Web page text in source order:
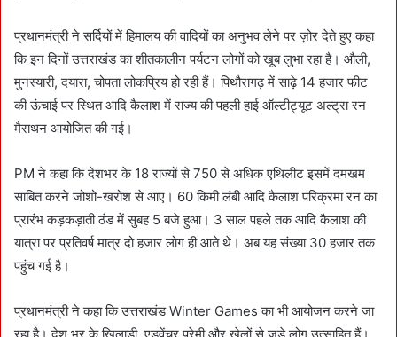
प्रधानमंत्री ने सर्दियों में हिमालय की वादियों का अनुभव लेने पर ज़ोर देते हुए कहा
कि इन दिनों उत्तराखंड का शीतकालीन पर्यटन लोगों को खूब लुभा रहा है। औली,
मुनस्यारी, दयारा, चोपता लोकप्रिय हो रही हैं। पिथौरागढ़ में साढ़े 14 हजार फीट
की ऊंचाई पर स्थित आदि कैलाश में राज्य की पहली हाई ऑल्टीट्यूट अल्ट्रा रन
मैराथन आयोजित की गई।
PM ने कहा कि देशभर के 18 राज्यों से 750 से अधिक एथिलीट इसमें दमखम
साबित करने जोशो-खरोश से आए। 60 किमी लंबी आदि कैलाश परिक्रमा रन का
प्रारंभ कड़कड़ाती ठंड में सुबह 5 बजे हुआ। 3 साल पहले तक आदि कैलाश की
यात्रा पर प्रतिवर्ष मात्र दो हजार लोग ही आते थे। अब यह संख्या 30 हजार तक
पहुंच गई है।
प्रधानमंत्री ने कहा कि उत्तराखंड Winter Games का भी आयोजन करने जा
रहा है। देश भर के खिलाड़ी, एडवेंचर प्रेमी और खेलों से जुड़े लोग उत्साहित हैं।